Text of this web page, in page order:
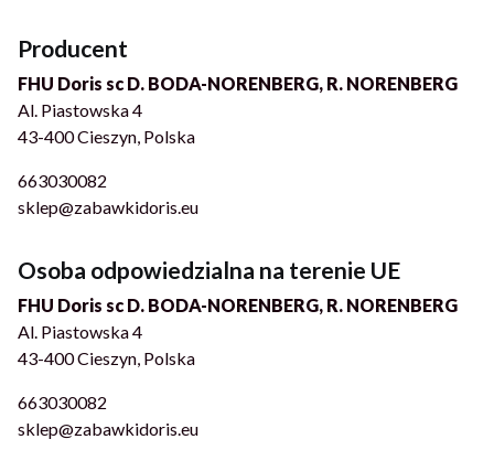
Producent
FHU Doris sc D. BODA-NORENBERG, R. NORENBERG
Al. Piastowska 4
43-400 Cieszyn, Polska
663030082
sklep@zabawkidoris.eu
Osoba odpowiedzialna na terenie UE
FHU Doris sc D. BODA-NORENBERG, R. NORENBERG
Al. Piastowska 4
43-400 Cieszyn, Polska
663030082
sklep@zabawkidoris.eu